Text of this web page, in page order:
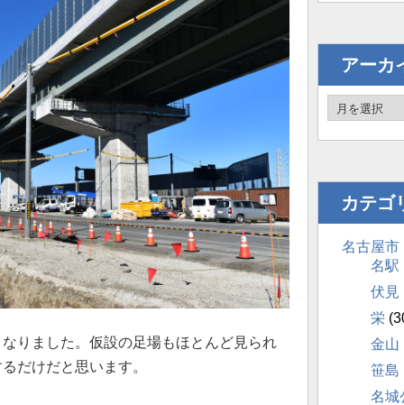
りました。仮設の足場もほとんど見られ
だけだと思います。
アーカ
カテゴ
名古屋市
名駅
伏見
栄
金山
笹島
名城